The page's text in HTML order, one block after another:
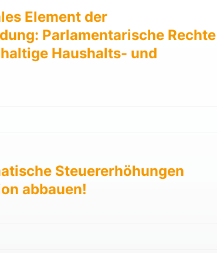
Element der
Parlamentarische Rechte
Haushalts- und
Steuererhöhungen
abbauen!